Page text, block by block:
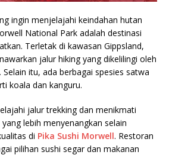
ingin menjelajahi keindahan hutan
National Park adalah destinasi
Terletak di kawasan Gippsland,
jalur hiking yang dikelilingi oleh
itu, ada berbagai spesies satwa
koala dan kanguru.
jalur trekking dan menikmati
lebih menyenangkan selain
di Pika Sushi Morwell. Restoran
pilihan sushi segar dan makanan